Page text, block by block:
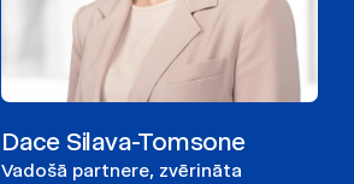
Dace Silava-Tomsone
Vadošā partnere, zvērināta